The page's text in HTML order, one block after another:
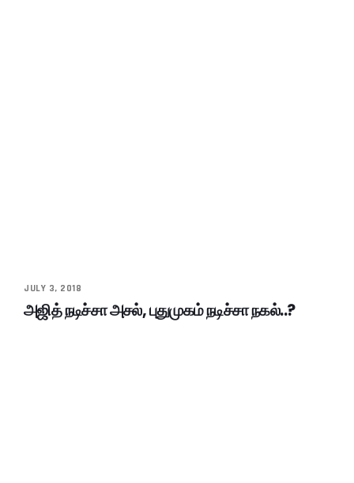
JULY 3, 2018
அஜித் நடிச்சா அசல், புதுமுகம் நடிச்சா நகல்..?